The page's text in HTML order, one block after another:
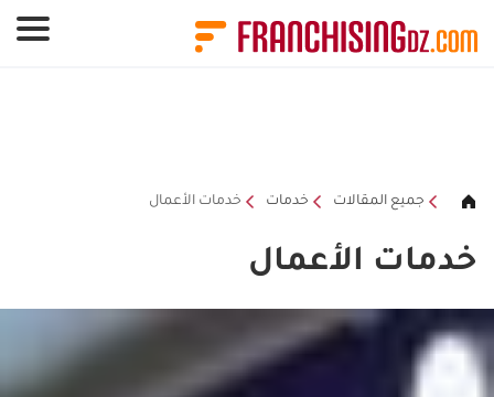
جميع المقالات خدمات خدمات الأعمال
خدمات الأعمال
لوحة إدارة ملفات تعريف الارتباط